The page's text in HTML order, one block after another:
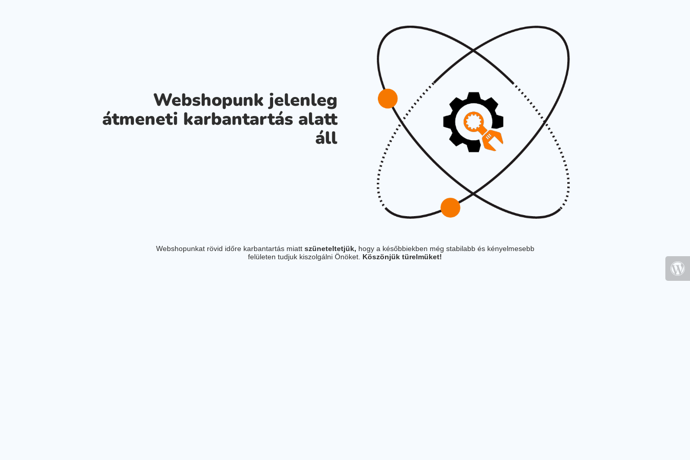
Webshopunk jelenleg
átmeneti karbantartás alatt
áll
Webshopunkat rövid időre karbantartás miatt szüneteltetjük, hogy a későbbiekben még stabilabb és kényelmesebb
felületen tudjuk kiszolgálni Önöket. Köszönjük türelmüket!